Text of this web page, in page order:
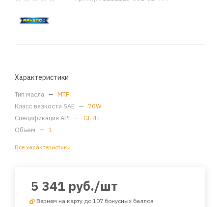
Характеристики
Тип масла — MTF
Класс вязкости SAE — 70W
Спецификация API — GL-4+
Объем — 1
Все характеристики
5 341 руб./шт
Вернем на карту до 107 бонусных баллов